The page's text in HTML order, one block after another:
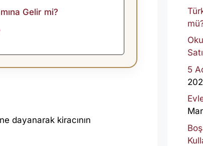
Gelir mi?
dayanarak kiracının
5